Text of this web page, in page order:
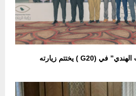
“اتحاد رواد الأعمال الشباب الهندي” في (G20 ) يختتم زيارته